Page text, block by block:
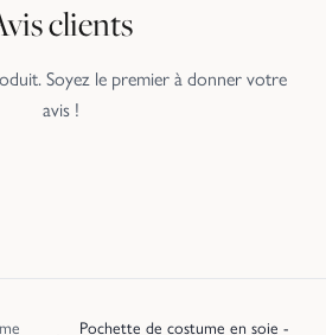
clients
Soyez le premier à donner votre
avis !
Pochette de costume en soie -